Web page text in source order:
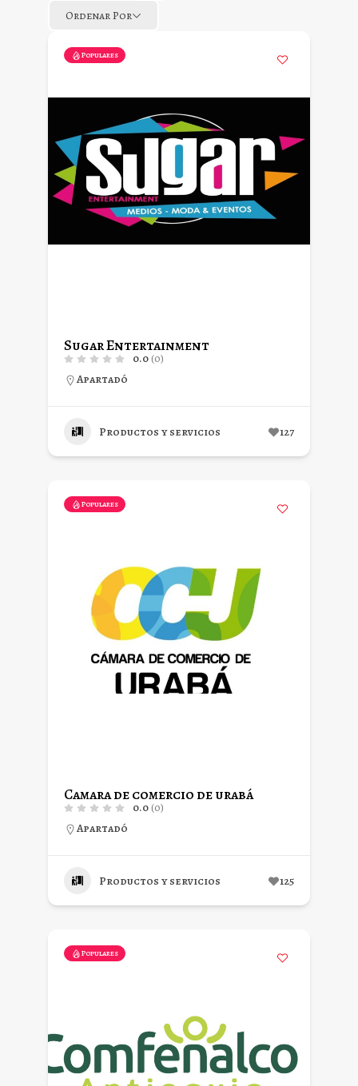
Ordenar Por
Populares
Sugar Entertainment
0.0(0)
Apartadó
Productos y servicios 127
Populares
Camara de comercio de urabá
0.0(0)
Apartadó
Productos y servicios 125
Populares